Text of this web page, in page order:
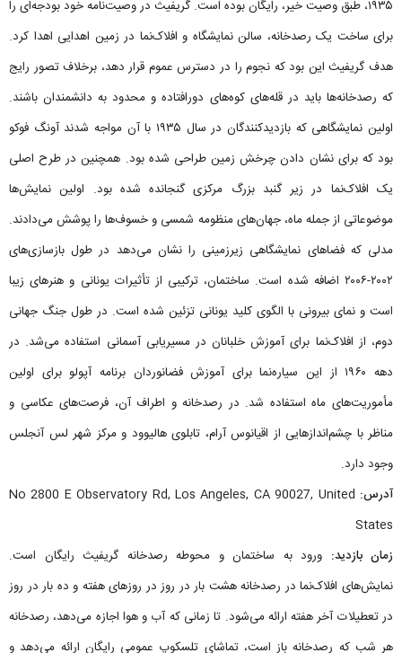
۱۹۳۵، طبق وصیت خیر، رایگان بوده است. گریفیث در وصیت‌نامه خود بودجه‌ای را
برای ساخت یک رصدخانه، سالن نمایشگاه و افلاک‌نما در زمین اهدایی اهدا کرد.
هدف گریفیث این بود که نجوم را در دسترس عموم قرار دهد، برخلاف تصور رایج
که رصدخانه‌ها باید در قله‌های کوه‌های دورافتاده و محدود به دانشمندان باشند.
اولین نمایشگاهی که بازدیدکنندگان در سال ۱۹۳۵ با آن مواجه شدند آونگ فوکو
بود که برای نشان دادن چرخش زمین طراحی شده بود. همچنین در طرح اصلی
یک افلاک‌نما در زیر گنبد بزرگ مرکزی گنجانده شده بود. اولین نمایش‌ها
موضوعاتی از جمله ماه، جهان‌های منظومه شمسی و خسوف‌ها را پوشش می‌دادند.
مدلی که فضاهای نمایشگاهی زیرزمینی را نشان می‌دهد در طول بازسازی‌های
۲۰۰۲-۲۰۰۶ اضافه شده است. ساختمان، ترکیبی از تأثیرات یونانی و هنرهای زیبا
است و نمای بیرونی با الگوی کلید یونانی تزئین شده است. در طول جنگ جهانی
دوم، از افلاک‌نما برای آموزش خلبانان در مسیریابی آسمانی استفاده می‌شد. در
دهه ۱۹۶۰ از این سیاره‌نما برای آموزش فضانوردان برنامه آپولو برای اولین
مأموریت‌های ماه استفاده شد. در رصدخانه و اطراف آن، فرصت‌های عکاسی و
مناظر با چشم‌اندازهایی از اقیانوس آرام، تابلوی هالیوود و مرکز شهر لس آنجلس
وجود دارد.
آدرس: No 2800 E Observatory Rd, Los Angeles, CA 90027, United
States
زمان بازدید: ورود به ساختمان و محوطه رصدخانه گریفیث رایگان است.
نمایش‌های افلاک‌نما در رصدخانه هشت بار در روز در روزهای هفته و ده بار در روز
در تعطیلات آخر هفته ارائه می‌شود. تا زمانی که آب و هوا اجازه می‌دهد، رصدخانه
هر شب که رصدخانه باز است، تماشای تلسکوپ عمومی رایگان ارائه می‌دهد و